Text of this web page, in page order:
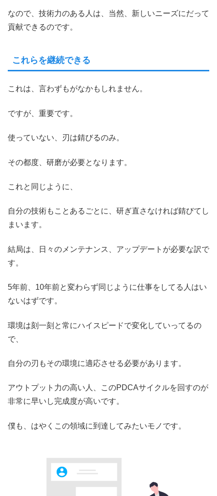
なので、技術力のある人は、当然、新しいニーズにだって
貢献できるのです。
これらを継続できる
これは、言わずもがなかもしれません。
ですが、重要です。
使っていない、刃は錆びるのみ。
その都度、研磨が必要となります。
これと同じように、
自分の技術もことあるごとに、研ぎ直さなければ錆びてし
まいます。
結局は、日々のメンテナンス、アップデートが必要な訳で
す。
5年前、10年前と変わらず同じように仕事をしてる人はい
ないはずです。
環境は刻一刻と常にハイスピードで変化していってるの
で、
自分の刃もその環境に適応させる必要があります。
アウトプット力の高い人、このPDCAサイクルを回すのが
非常に早いし完成度が高いです。
僕も、はやくこの領域に到達してみたいモノです。